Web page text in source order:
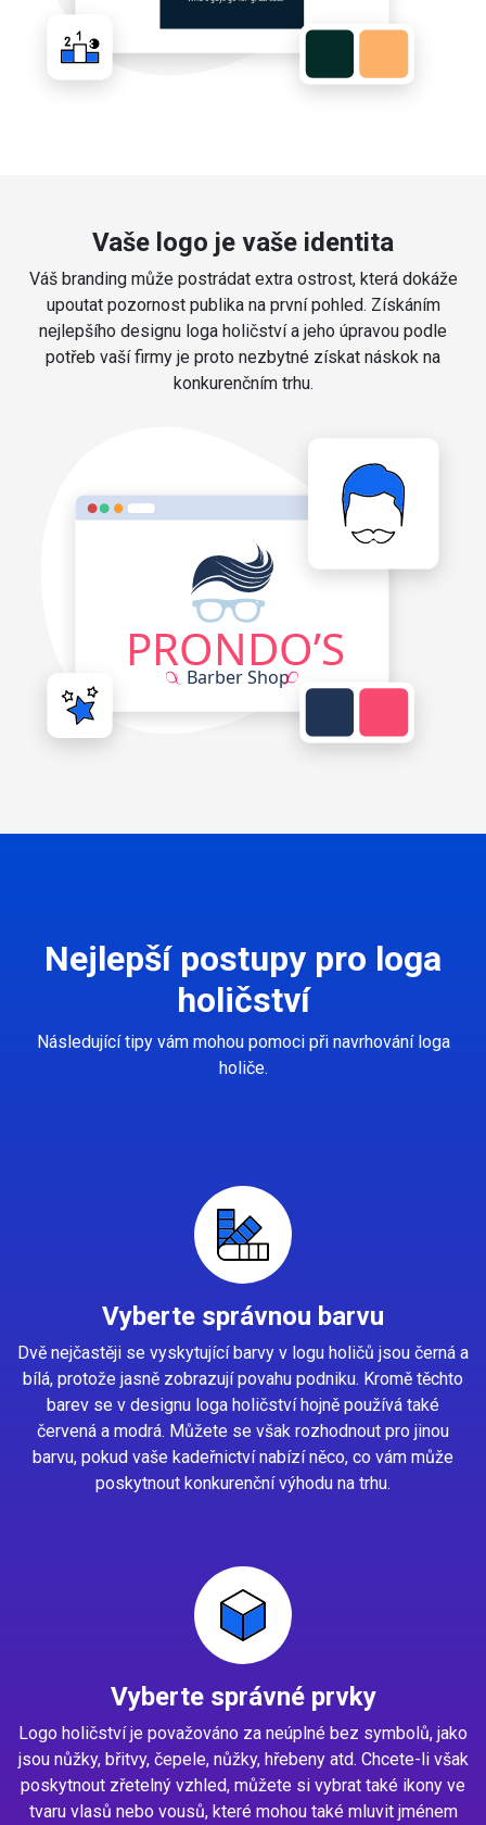
Vaše logo je vaše identita
Váš branding může postrádat extra ostrost, která dokáže
upoutat pozornost publika na první pohled. Získáním
nejlepšího designu loga holičství a jeho úpravou podle
potřeb vaší firmy je proto nezbytné získat náskok na
konkurenčním trhu.
Nejlepší postupy pro loga
holičství
Následující tipy vám mohou pomoci při navrhování loga
holiče.
Vyberte správnou barvu
Dvě nejčastěji se vyskytující barvy v logu holičů jsou černá a
bílá, protože jasně zobrazují povahu podniku. Kromě těchto
barev se v designu loga holičství hojně používá také
červená a modrá. Můžete se však rozhodnout pro jinou
barvu, pokud vaše kadeřnictví nabízí něco, co vám může
poskytnout konkurenční výhodu na trhu.
Vyberte správné prvky
Logo holičství je považováno za neúplné bez symbolů, jako
jsou nůžky, břitvy, čepele, nůžky, hřebeny atd. Chcete-li však
poskytnout zřetelný vzhled, můžete si vybrat také ikony ve
tvaru vlasů nebo vousů, které mohou také mluvit jménem